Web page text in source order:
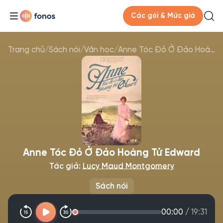
Các gói & Mức giá
Trang chủ/Sách nói/Văn học/ Anne Tóc Đỏ Ở Đảo Hoàng Tử Edward
Sách nói
Anne Tóc Đỏ Ở Đảo Hoàng Tử Edward
Tác giả: Lucy Maud Montgomery
00:00 / 19:31